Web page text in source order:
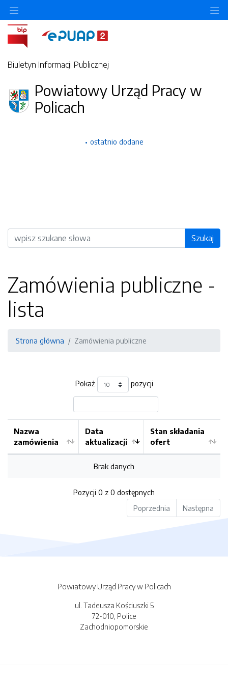
Biuletyn Informacji Publicznej
Powiatowy Urząd Pracy w
Policach
ostatnio dodane
Wyszukiwarka Szukaj
Zamówienia publiczne -
lista
Strona główna Zamówienia publiczne
Pokaż pozycji
Nazwa
zamówienia
Data
aktualizacji
Stan składania
ofert
Brak danych
Pozycji 0 z 0 dostępnych
Poprzednia
Następna
Powiatowy Urząd Pracy w Policach
ul. Tadeusza Kościuszki 5
72-010, Police
Zachodniopomorskie